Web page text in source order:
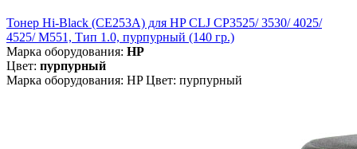
Тонер Hi-Black (CE253A) для HP CLJ CP3525/ 3530/ 4025/
4525/ M551, Тип 1.0, пурпурный (140 гр.)
Марка оборудования: HP
Цвет: пурпурный
Марка оборудования: HP Цвет: пурпурный